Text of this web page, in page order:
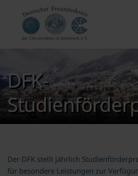
DFK-
Der DFK stellt jährlich
für besondere Leistungen zur